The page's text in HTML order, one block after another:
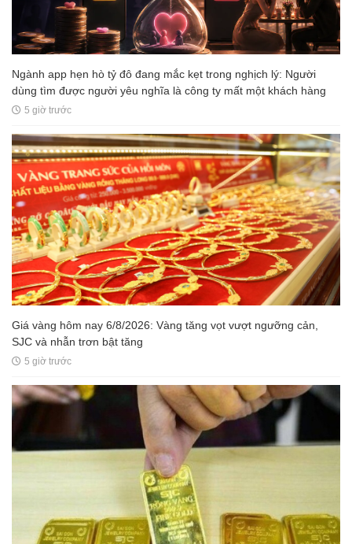
Ngành app hẹn hò tỷ đô đang mắc kẹt trong nghịch lý: Người
dùng tìm được người yêu nghĩa là công ty mất một khách hàng
5 giờ trước
Giá vàng hôm nay 6/8/2026: Vàng tăng vọt vượt ngưỡng cản,
SJC và nhẫn trơn bật tăng
5 giờ trước